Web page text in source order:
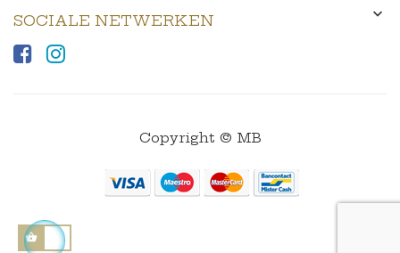
SOCIALE NETWERKEN 
Copyright © MB